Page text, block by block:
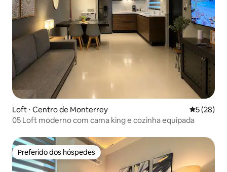
Loft ⋅ Centro de Monterrey 5 de uma
5 (28)
05 Loft moderno com cama king e cozinha equipada
Preferido dos hóspedes
Preferido dos hóspedes